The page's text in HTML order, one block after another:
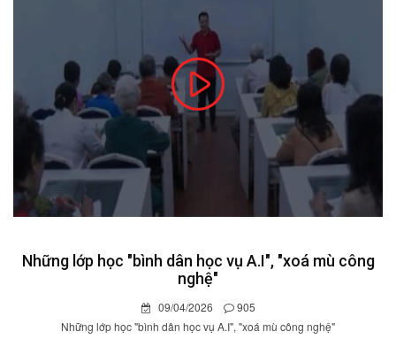
Những lớp học "bình dân học vụ A.I", "xoá mù công
nghệ"
09/04/2026
905
Những lớp học "bình dân học vụ A.I", "xoá mù công nghệ"